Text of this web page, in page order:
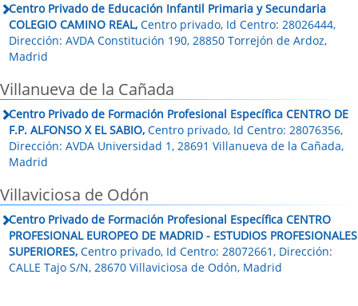
Centro Privado de Educación Infantil Primaria y Secundaria
COLEGIO CAMINO REAL, Centro privado, Id Centro: 28026444,
Dirección: AVDA Constitución 190, 28850 Torrejón de Ardoz,
Madrid
Villanueva de la Cañada
Centro Privado de Formación Profesional Específica CENTRO DE
F.P. ALFONSO X EL SABIO, Centro privado, Id Centro: 28076356,
Dirección: AVDA Universidad 1, 28691 Villanueva de la Cañada,
Madrid
Villaviciosa de Odón
Centro Privado de Formación Profesional Específica CENTRO
PROFESIONAL EUROPEO DE MADRID - ESTUDIOS PROFESIONALES
SUPERIORES, Centro privado, Id Centro: 28072661, Dirección:
CALLE Tajo S/N, 28670 Villaviciosa de Odón, Madrid